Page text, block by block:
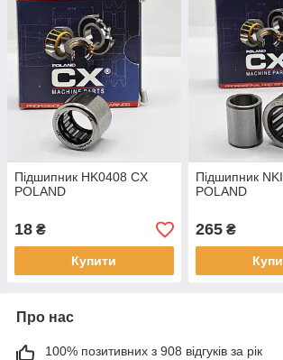
Підшипник HK0408 CX
POLAND
18 ₴
Купити
Підшипник
POLAND
265₴
Про нас
100% позитивних з 908 відгуків за рік